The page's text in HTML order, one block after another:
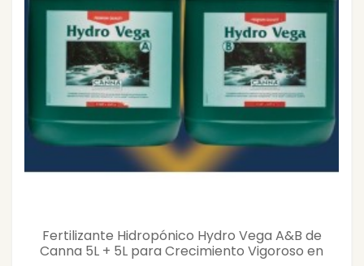
Fertilizante Hidropónico Hydro Vega A&B de
Canna 5L + 5L para Crecimiento Vigoroso en